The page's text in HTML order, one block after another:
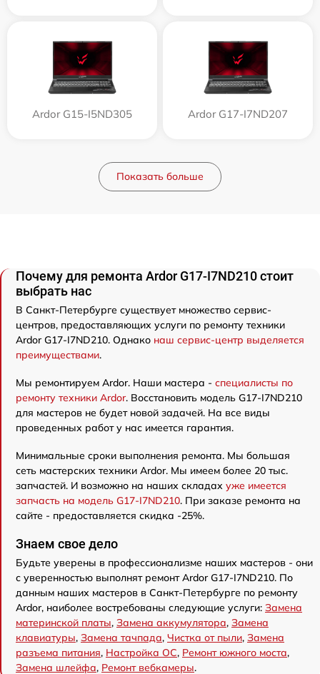
Ardor G15-I5ND305 Ardor G17-I7ND207
Показать больше
Почему для ремонта Ardor G17-I7ND210 стоит
выбрать нас
В Санкт-Петербурге существует множество сервис-
центров, предоставляющих услуги по ремонту техники
Ardor G17-I7ND210. Однако наш сервис-центр выделяется
преимуществами.
Мы ремонтируем Ardor. Наши мастера - специалисты по
ремонту техники Ardor. Восстановить модель G17-I7ND210
для мастеров не будет новой задачей. На все виды
проведенных работ у нас имеется гарантия.
Минимальные сроки выполнения ремонта. Мы большая
сеть мастерских техники Ardor. Мы имеем более 20 тыс.
запчастей. И возможно на наших складах уже имеется
запчасть на модель G17-I7ND210. При заказе ремонта на
сайте - предоставляется скидка -25%.
Знаем свое дело
Будьте уверены в профессионализме наших мастеров - они
с уверенностью выполнят ремонт Ardor G17-I7ND210. По
данным наших мастеров в Санкт-Петербурге по ремонту
Ardor, наиболее востребованы следующие услуги: Замена
материнской платы, Замена аккумулятора, Замена
клавиатуры, Замена тачпада, Чистка от пыли, Замена
разъема питания, Настройка ОС, Ремонт южного моста,
Замена шлейфа, Ремонт вебкамеры.